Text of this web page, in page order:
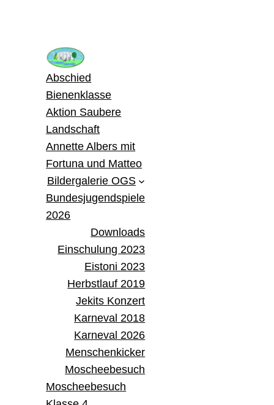
Abschied
Bienenklasse
Aktion Saubere
Landschaft
Annette Albers mit
Fortuna und Matteo
Bildergalerie OGS
Bundesjugendspiele
2026
Downloads
Einschulung 2023
Eistoni 2023
Herbstlauf 2019
Jekits Konzert
Karneval 2018
Karneval 2026
Menschenkicker
Moscheebesuch
Moscheebesuch